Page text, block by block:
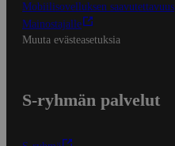
Mobiilisovelluksen saavutettavuus
Mainostajalle
Muuta evästeasetuksia
S-ryhmän palvelut